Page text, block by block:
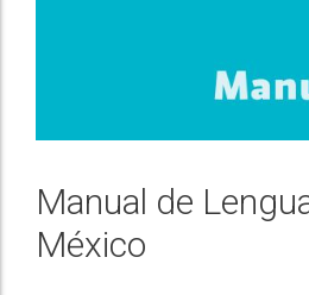
Manual de
México